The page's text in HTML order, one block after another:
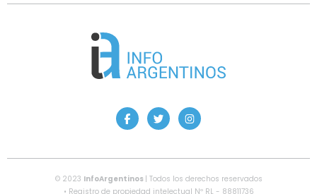
© 2023 InfoArgentinos | Todos los derechos reservados
• Registro de propiedad intelectual Nº RL - 88811736